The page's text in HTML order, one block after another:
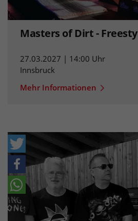
Masters of Dirt -
27.03.2027 | 14:00 Uhr
Innsbruck
Mehr Informationen